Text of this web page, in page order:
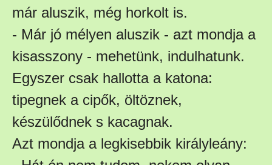
már aluszik, még horkolt is.
- Már jó mélyen aluszik - azt mondja a
kisasszony - mehetünk, indulhatunk.
Egyszer csak hallotta a katona:
tipegnek a cipők, öltöznek,
készülődnek s kacagnak.
Azt mondja a legkisebbik királyleány: